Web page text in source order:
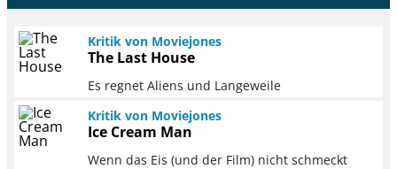
Kritik von Moviejones
The Last House
Es regnet Aliens und Langeweile
Kritik von Moviejones
Ice Cream Man
Wenn das Eis (und der Film) nicht schmeckt